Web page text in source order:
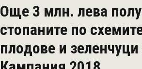
да
с
близо
Още 3 млн. лева
стопаните по
плодове и зеленчуци